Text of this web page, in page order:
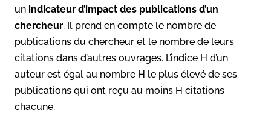
un indicateur d’impact des publications d’un
chercheur. Il prend en compte le nombre de
publications du chercheur et le nombre de leurs
citations dans d’autres ouvrages. L’indice H d’un
auteur est égal au nombre H le plus élevé de ses
publications qui ont reçu au moins H citations
chacune.